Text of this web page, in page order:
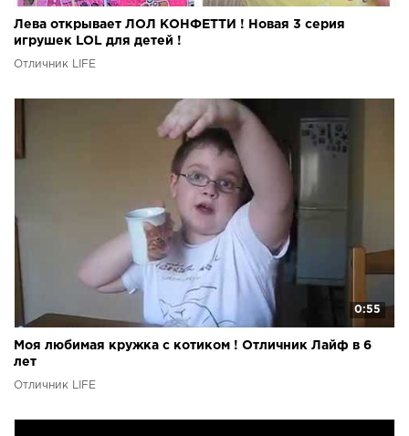
Лева открывает ЛОЛ КОНФЕТТИ ! Новая 3 серия
игрушек LOL для детей !
Отличник LIFE
0:55
Моя любимая кружка с котиком ! Отличник Лайф в 6
лет
Отличник LIFE